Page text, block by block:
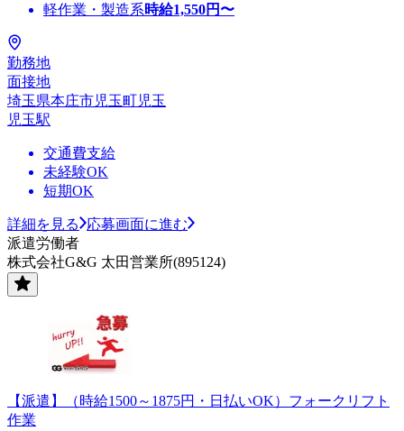
軽作業・製造系時給1,550円〜
勤務地
面接地
埼玉県本庄市児玉町児玉
児玉駅
交通費支給
未経験OK
短期OK
詳細を見る
応募画面に進む
派遣労働者
株式会社G&G 太田営業所(895124)
【派遣】（時給1500～1875円・日払いOK）フォークリフト
作業